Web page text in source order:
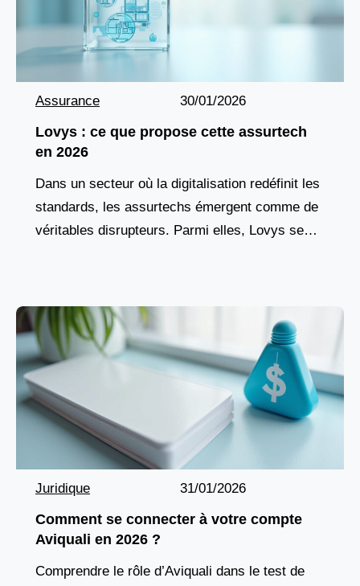
Assurance 30/01/2026
Lovys : ce que propose cette assurtech
en 2026
Dans un secteur où la digitalisation redéfinit les
standards, les assurtechs émergent comme de
véritables disrupteurs. Parmi elles, Lovys se
Juridique 31/01/2026
Comment se connecter à votre compte
Aviquali en 2026 ?
Comprendre le rôle d’Aviquali dans le test de